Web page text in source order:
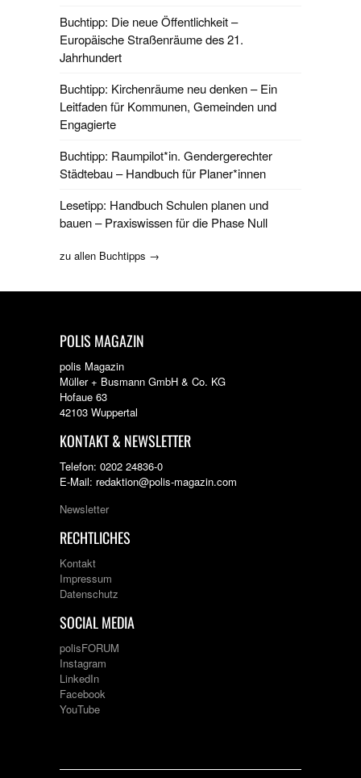
Buchtipp: Die neue Öffentlichkeit –
Europäische Straßenräume des 21.
Jahrhundert
Buchtipp: Kirchenräume neu denken – Ein
Leitfaden für Kommunen, Gemeinden und
Engagierte
Buchtipp: Raumpilot*in. Gendergerechter
Städtebau – Handbuch für Planer*innen
Lesetipp: Handbuch Schulen planen und
bauen – Praxiswissen für die Phase Null
zu allen Buchtipps →
POLIS MAGAZIN
polis Magazin
Müller + Busmann GmbH & Co. KG
Hofaue 63
42103 Wuppertal
KONTAKT & NEWSLETTER
Telefon: 0202 24836-0
E-Mail: redaktion@polis-magazin.com
Newsletter
RECHTLICHES
Kontakt
Impressum
Datenschutz
SOCIAL MEDIA
polisFORUM
Instagram
LinkedIn
Facebook
YouTube